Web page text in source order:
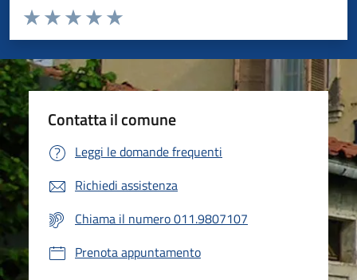
Valuta da 1 a 5 stelle la pagina
Valuta 5 stelle su 5
Valuta 4 stelle su 5
Valuta 3 stelle su 5
Valuta 2 stelle su 5
Valuta 1 stelle su 5
Contatta il comune
Leggi le domande frequenti
Richiedi assistenza
Chiama il numero 011.9807107
Prenota appuntamento